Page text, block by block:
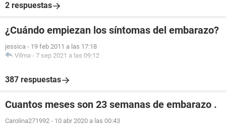
2 respuestas
¿Cuándo empiezan los síntomas del embarazo?
jessica - 19 feb 2011 a las 17:18
Vilma - 7 sep 2021 a las 09:12
387 respuestas
Cuantos meses son 23 semanas de embarazo .
Carolina271992 - 10 abr 2020 a las 00:43